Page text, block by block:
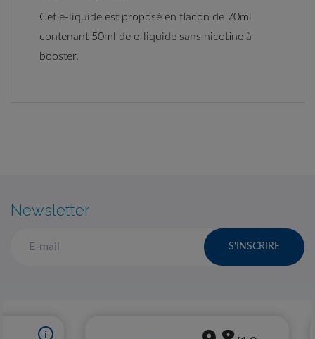
Cet e-liquide est proposé en flacon de 70ml
contenant 50ml de e-liquide sans nicotine à
booster.
Newsletter
S'INSCRIRE